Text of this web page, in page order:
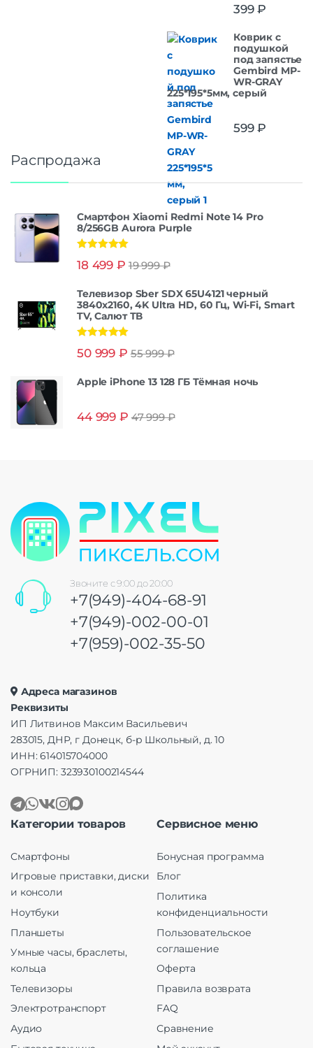
399₽
Коврик с
подушкой
под запястье
Gembird MP-
WR-GRAY
225*195*5мм, серый
599₽
Распродажа
Смартфон Xiaomi Redmi Note 14 Pro
8/256GB Aurora Purple
из 5
18 499 ₽ 19 999₽
Телевизор Sber SDX 65U4121 черный
3840x2160, 4K Ultra HD, 60 Гц, Wi-Fi, Smart
TV, Салют ТВ
из 5
50 999 ₽ 55 999₽
Apple iPhone 13 128 ГБ Тёмная ночь
44 999 ₽ 47 999₽
Звоните с 9:00 до 20:00
+7(949)-404-68-91
+7(949)-002-00-01
+7(959)-002-35-50
Адреса магазинов
Реквизиты
ИП Литвинов Максим Васильевич
283015, ДНР, г Донецк, б-р Школьный, д. 10
ИНН: 614015704000
ОГРНИП: 323930100214544
Категории товаров
Смартфоны
Игровые приставки, диски
и консоли
Ноутбуки
Планшеты
Умные часы, браслеты,
кольца
Телевизоры
Электротранспорт
Аудио
Сервисное меню
Бонусная программа
Блог
Политика
конфиденциальности
Пользовательское
соглашение
Оферта
Правила возврата
FAQ
Сравнение